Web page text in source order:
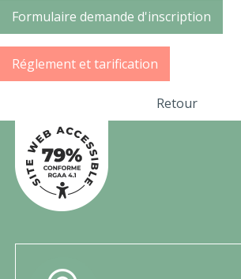
Formulaire demande d'inscription
Réglement et tarification
Retour